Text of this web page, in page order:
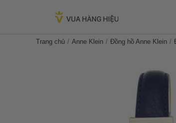
Trang chủ Anne Klein Đồng hồ Anne Klein